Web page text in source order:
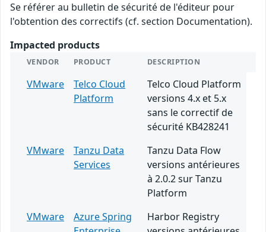
Se référer au bulletin de sécurité de l'éditeur pour
l'obtention des correctifs (cf. section Documentation).
Impacted products
VENDOR PRODUCT DESCRIPTION
VMware
Telco Cloud
Platform
Telco Cloud Platform
versions 4.x et 5.x
sans le correctif de
sécurité KB428241
VMware
Tanzu Data
Services
Tanzu Data Flow
versions antérieures
à 2.0.2 sur Tanzu
Platform
VMware
Azure Spring
Harbor Registry